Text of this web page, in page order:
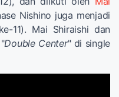
Nishino juga menjadi
11). Mai Shiraishi dan
Double Center" di single